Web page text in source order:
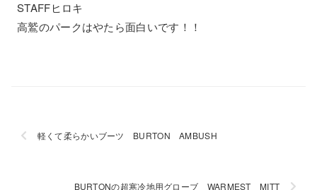
STAFFヒロキ
高鷲のパークはやたら面白いです！！
軽くて柔らかいブーツ BURTON AMBUSH
BURTONの超寒冷地用グローブ WARMEST MITT